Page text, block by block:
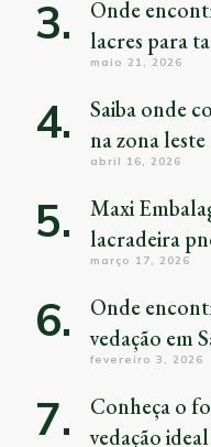
Onde
lacres para
maio 21, 2026
Saiba onde
na zona
abril 16, 2026
Maxi
lacradeira
março 17, 2026
Onde
vedação em
fevereiro 3, 2026
Conheça o
vedação